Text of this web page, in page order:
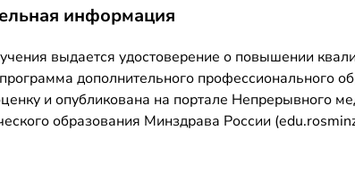
информация
выдается удостоверение о повышении
дополнительного профессионального
и опубликована на портале Непрерывного
образования Минздрава России